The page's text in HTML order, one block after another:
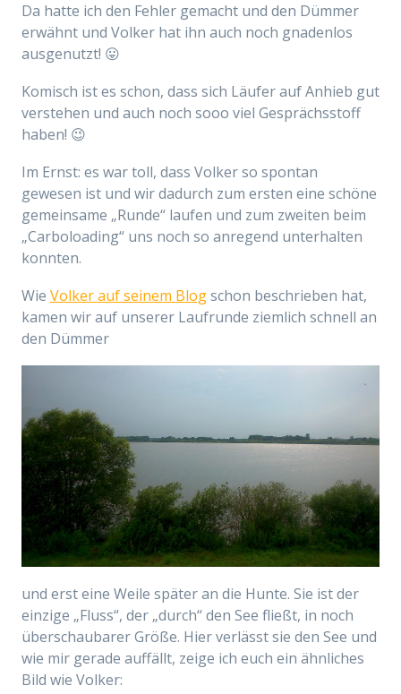
Da hatte ich den Fehler gemacht und den Dümmer
erwähnt und Volker hat ihn auch noch gnadenlos
ausgenutzt! 😛
Komisch ist es schon, dass sich Läufer auf Anhieb gut
verstehen und auch noch sooo viel Gesprächsstoff
haben! 😉
Im Ernst: es war toll, dass Volker so spontan
gewesen ist und wir dadurch zum ersten eine schöne
gemeinsame „Runde“ laufen und zum zweiten beim
„Carboloading“ uns noch so anregend unterhalten
konnten.
Wie Volker auf seinem Blogschon beschrieben hat,
kamen wir auf unserer Laufrunde ziemlich schnell an
den Dümmer
und erst eine Weile später an die Hunte. Sie ist der
einzige „Fluss“, der „durch“ den See fließt, in noch
überschaubarer Größe. Hier verlässt sie den See und
wie mir gerade auffällt, zeige ich euch ein ähnliches
Bild wie Volker: